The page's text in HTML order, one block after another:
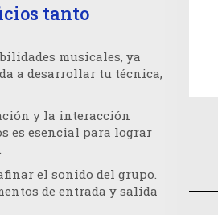
tanto
musicales, ya
a desarrollar tu técnica,
y la interacción
es esencial para lograr
el sonido del grupo.
de entrada y salida